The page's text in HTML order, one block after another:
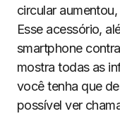
circular
Esse acessório,
smartphone
mostra todas as
você tenha que
possível ver